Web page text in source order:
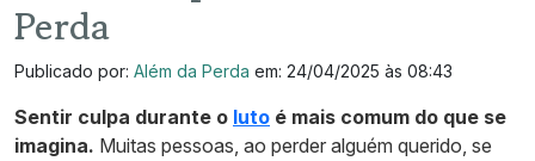
Perda
Publicado por: Além da Perda em: 24/04/2025 às 08:43
Sentir culpa durante o luto é mais comum do que se
imagina. Muitas pessoas, ao perder alguém querido, se